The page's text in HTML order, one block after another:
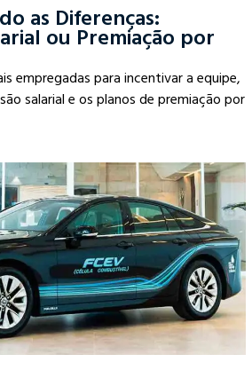
as Diferenças:
ou Premiação por
empregadas para incentivar a equipe,
salarial e os planos de premiação por